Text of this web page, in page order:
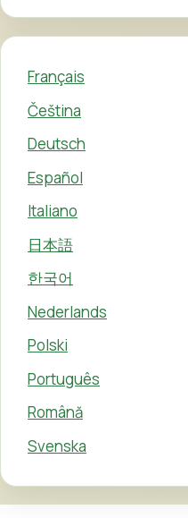
Français
Čeština
Deutsch
Español
Italiano
日本語
한국어
Nederlands
Polski
Português
Română
Svenska